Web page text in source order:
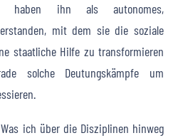
haben ihn als autonomes,
mit dem sie die soziale
staatliche Hilfe zu transformieren
solche Deutungskämpfe um
ich über die Disziplinen hinweg